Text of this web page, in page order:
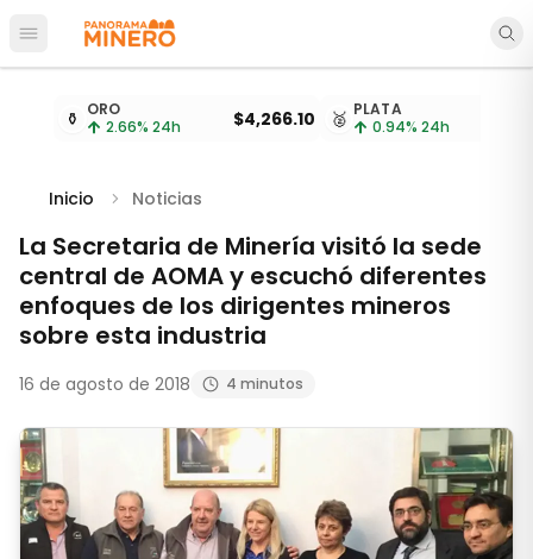
Abrir menú principal
Cotizaciones de metales actualizadas cada 15
⚱️ ORO
2.66% 24h $4,266.10 🥈 PLATA
0.94% 24h
Inicio Noticias
La Secretaria de Minería visitó la sede
central de AOMA y escuchó diferentes
enfoques de los dirigentes mineros
sobre esta industria
16 de agosto de 2018 4 minutos